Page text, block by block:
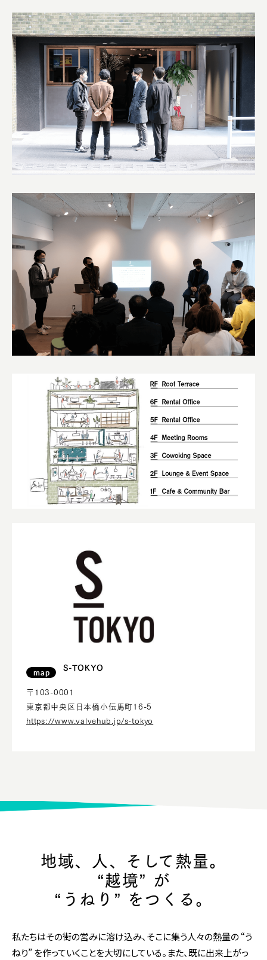
map S-TOKYO
〒103-0001
東京都中央区日本橋小伝馬町16-5
https://www.valvehub.jp/s-tokyo
地域、人、そして熱量。
“越境” が
“うねり” をつくる。
私たちはその街の営みに溶け込み、そこに集う人々の熱量の “う
ねり” を作っていくことを大切にしている。また、既に出来上がっ